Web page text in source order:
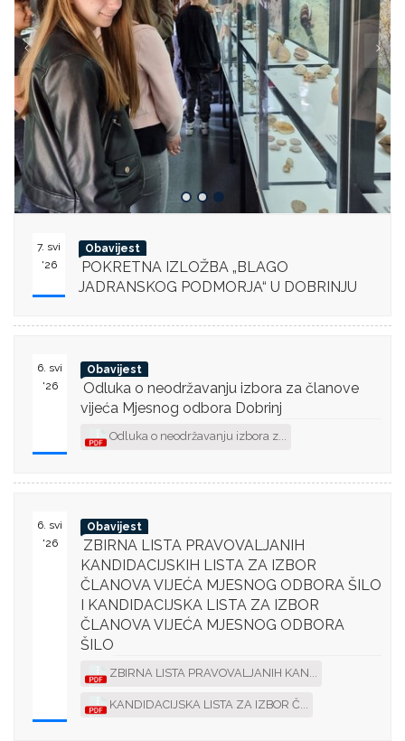
7. svi
'26
Obavijest
POKRETNA IZLOŽBA „BLAGO
JADRANSKOG PODMORJA“ U DOBRINJU
6. svi
'26
Obavijest
Odluka o neodržavanju izbora za članove
vijeća Mjesnog odbora Dobrinj
Odluka o neodržavanju izbora z...
6. svi
'26
Obavijest
ZBIRNA LISTA PRAVOVALJANIH
KANDIDACIJSKIH LISTA ZA IZBOR
ČLANOVA VIJEĆA MJESNOG ODBORA ŠILO
I KANDIDACIJSKA LISTA ZA IZBOR
ČLANOVA VIJEĆA MJESNOG ODBORA
ŠILO
ZBIRNA LISTA PRAVOVALJANIH KAN...
KANDIDACIJSKA LISTA ZA IZBOR Č...